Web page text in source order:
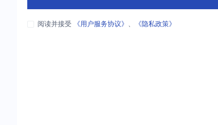
阅读并接受 《用户服务协议》 、 《隐私政策》